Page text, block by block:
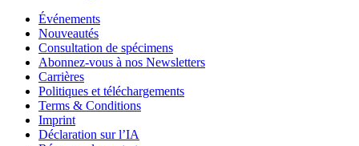
Événements
Nouveautés
Consultation de spécimens
Abonnez-vous à nos Newsletters
Carrières
Politiques et téléchargements
Terms & Conditions
Imprint
Déclaration sur l’IA